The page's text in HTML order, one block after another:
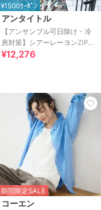
¥1500ｸｰﾎﾟﾝ
アンタイトル
【アンサンブル可日除け・冷
房対策】シアーレーヨンZIPカ
ーディガン
¥12,276
期間限定SALE
コーエン